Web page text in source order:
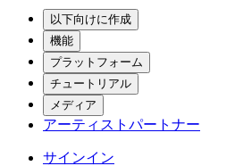
以下向けに作成
機能
プラットフォーム
チュートリアル
メディア
アーティストパートナー
サインイン